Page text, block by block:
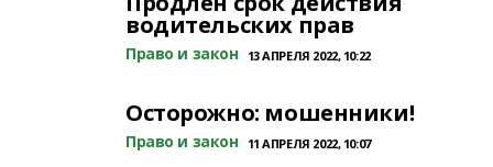
водительских прав
Право и закон 13 АПРЕЛЯ 2022, 10:22
Осторожно: мошенники!
Право и закон 11 АПРЕЛЯ 2022, 10:07